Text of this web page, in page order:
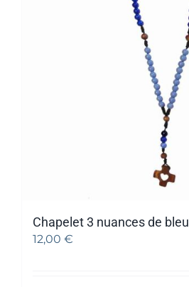
Chapelet 3 nuances de bleu
12,00 €